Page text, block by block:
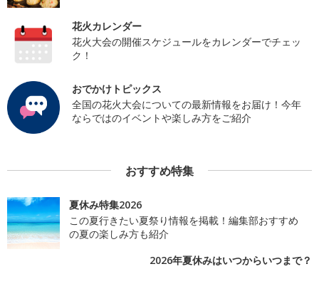
花火カレンダー
花火大会の開催スケジュールをカレンダーでチェッ
ク！
おでかけトピックス
全国の花火大会についての最新情報をお届け！今年
ならではのイベントや楽しみ方をご紹介
おすすめ特集
夏休み特集2026
この夏行きたい夏祭り情報を掲載！編集部おすすめ
の夏の楽しみ方も紹介
2026年夏休みはいつからいつまで？